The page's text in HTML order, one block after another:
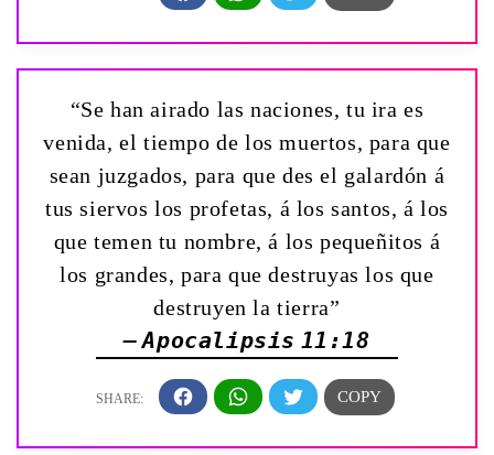
“Se han airado las naciones, tu ira es
venida, el tiempo de los muertos, para que
sean juzgados, para que des el galardón á
tus siervos los profetas, á los santos, á los
que temen tu nombre, á los pequeñitos á
los grandes, para que destruyas los que
destruyen la tierra”
— Apocalipsis 11:18